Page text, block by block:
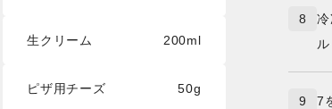
生クリーム 200ml
ピザ用チーズ 50g
8
9
7